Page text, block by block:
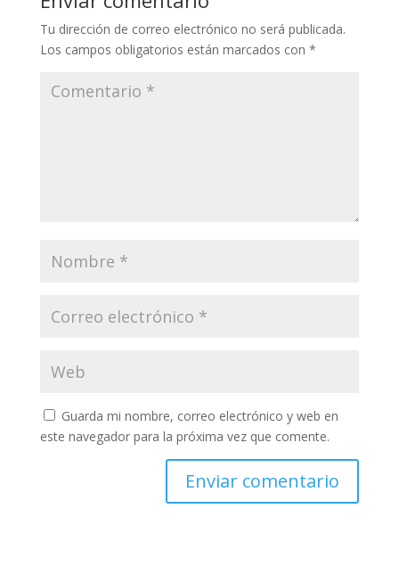
Tu dirección de correo electrónico no será publicada.
Los campos obligatorios están marcados con *
Guarda mi nombre, correo electrónico y web en
este navegador para la próxima vez que comente.